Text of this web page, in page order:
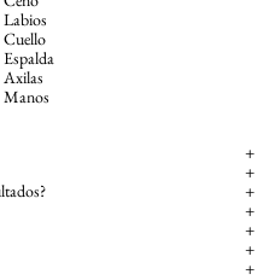
Labios
Cuello
Espalda
Axilas
Manos
+
+
+
+
+
+
+